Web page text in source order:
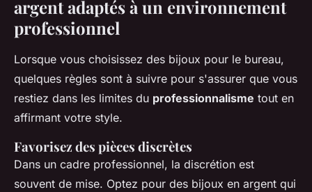
argent adaptés à un environnement
professionnel
Lorsque vous choisissez des bijoux pour le bureau,
quelques règles sont à suivre pour s'assurer que vous
restiez dans les limites du professionnalisme tout en
affirmant votre style.
Favorisez des pièces discrètes
Dans un cadre professionnel, la discrétion est
souvent de mise. Optez pour des bijoux en argent qui